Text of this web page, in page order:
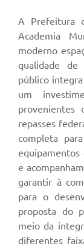
A Prefeitura
Academia
moderno
qualidade
público
um
provenientes
repasses
completa
e
garantir à
para o
proposta do
meio da
diferentes